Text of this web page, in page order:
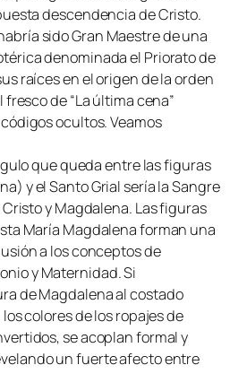
descendencia de Cristo.
sido Gran Maestre de una
denominada el Priorato de
raíces en el origen de la orden
fresco de “La última cena”
ocultos. Veamos
que queda entre las figuras
y el Santo Grial sería la Sangre
y Magdalena. Las figuras
María Magdalena forman una
a los conceptos de
y Maternidad. Si
de Magdalena al costado
colores de los ropajes de
se acoplan formal y
un fuerte afecto entre